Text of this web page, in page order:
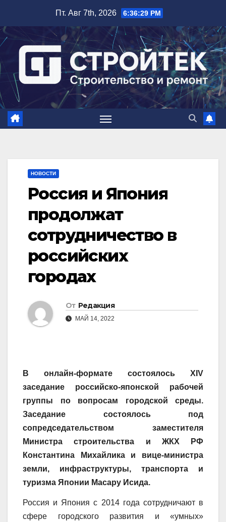
содержимому
Пт. Авг 7th, 2026 6:36:30 PM
НОВОСТИ
Россия и Япония
продолжат
сотрудничество в
российских
городах
От Редакция
МАЙ 14, 2022
В онлайн-формате состоялось XIV
заседание российско-японской рабочей
группы по вопросам городской среды.
Заседание состоялось под
сопредседательством заместителя
Министра строительства и ЖКХ РФ
Константина Михайлика и вице-министра
земли, инфраструктуры, транспорта и
туризма Японии Масару Исида.
Россия и Япония с 2014 года сотрудничают в
сфере городского развития и «умных»